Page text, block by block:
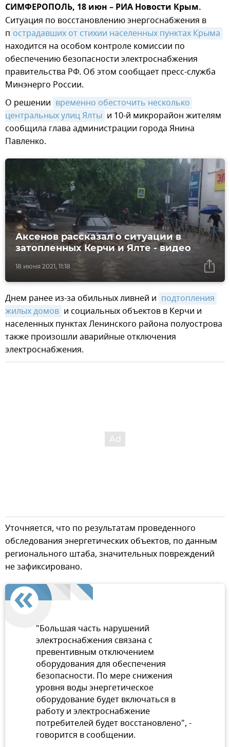
СИМФЕРОПОЛЬ, 18 июн – РИА Новости Крым.
Ситуация по восстановлению энергоснабжения в
п острадавших от стихии населенных пунктах Крыма
находится на особом контроле комиссии по
обеспечению безопасности электроснабжения
правительства РФ. Об этом сообщает пресс-служба
Минэнерго России.
О решении временно обесточить несколько
центральных улиц Ялты и 10-й микрорайон жителям
сообщила глава администрации города Янина
Павленко.
18 июня 2021, 11:18
Аксенов рассказал о ситуации в
затопленных Керчи и Ялте - видео
Днем ранее из-за обильных ливней и подтопления
жилых домов и социальных объектов в Керчи и
населенных пунктах Ленинского района полуострова
также произошли аварийные отключения
электроснабжения.
Уточняется, что по результатам проведенного
обследования энергетических объектов, по данным
регионального штаба, значительных повреждений
не зафиксировано.
"Большая часть нарушений
электроснабжения связана с
превентивным отключением
оборудования для обеспечения
безопасности. По мере снижения
уровня воды энергетическое
оборудование будет включаться в
работу и электроснабжение
потребителей будет восстановлено", -
говорится в сообщении.